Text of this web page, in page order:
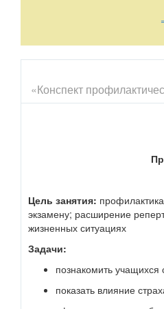
чем это кажется на первый
явной форме, а другим ещё
Давайте поговорим об этом
счастливо.
Страх – это отрицательное
таким удовольствием и
была самая действенная.
Агрофобия -панически
целый день дома. А не
«Конспект
Цель занятия:
экзамену; расширение
жизненных ситуациях
Задачи:
познакомить
показать влияние